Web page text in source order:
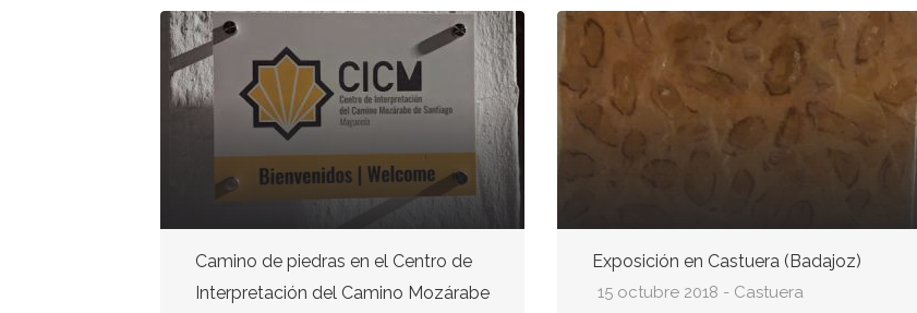
Camino de piedras en el Centro de
Interpretación del Camino Mozárabe
Exposición en Castuera (Badajoz)
15 octubre 2018 - Castuera